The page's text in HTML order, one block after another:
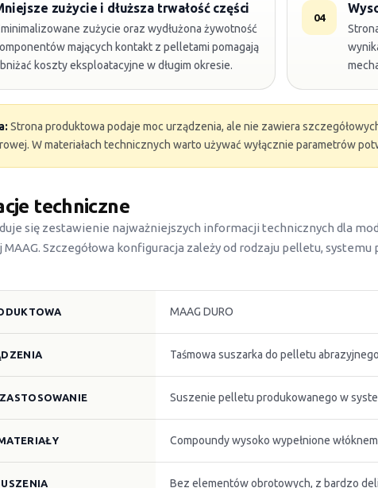
zużycie i dłuższa trwałość części
zużycie oraz wydłużona żywotność
mających kontakt z pelletami pomagają
koszty eksploatacyjne w długim okresie.
04
Strona produktowa podaje moc urządzenia, ale nie zawiera
W materiałach technicznych warto używać wyłącznie parametrów
techniczne
się zestawienie najważniejszych informacji technicznych dla
Szczegółowa konfiguracja zależy od rodzaju pelletu,
MAAG DURO
Taśmowa suszarka do pelletu
Suszenie pelletu produkowanego w
Compoundy wysoko wypełnione
Bez elementów obrotowych, z bardzo